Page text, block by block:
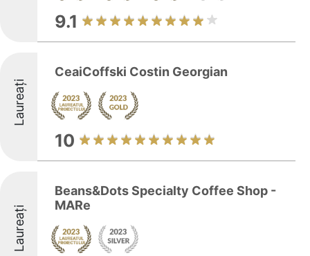
9.1
Laureați
CeaiCoffski Costin Georgian
10
Laureați
Beans&Dots Specialty Coffee Shop -
MARe